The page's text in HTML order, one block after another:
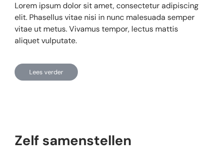
Lorem ipsum dolor sit amet, consectetur adipiscing
elit. Phasellus vitae nisi in nunc malesuada semper
vitae ut metus. Vivamus tempor, lectus mattis
aliquet vulputate.
Lees verder
Zelf samenstellen